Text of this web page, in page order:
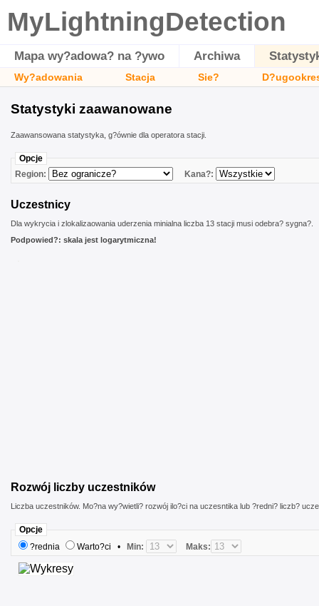
MyLightningDetection
Mapa wy?adowa? na ?ywo Archiwa
Wy?adowania Stacja Sie?
Statystyki zaawanowane
Zaawansowana statystyka, g?ównie dla operatora stacji.
Opcje
Region:
Kana?:
Uczestnicy
Dla wykrycia i zlokalizaowania uderzenia minialna liczba 13 stacji musi odebra? sygna?.
Podpowied?: skala jest logarytmiczna!
Rozwój liczby uczestników
Liczba uczestników. Mo?na wy?wietli? rozwój ilo?ci na uczesntika lub ?redni? liczb?
Opcje
?rednia
Warto?ci • Min: Maks: